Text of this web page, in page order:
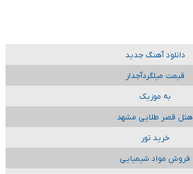
دانلود آهنگ جدید
قیمت میلگردآجدار
به موزیک
هتل قصر طلایی مشهد
خرید تور
فروش مواد شیمیایی